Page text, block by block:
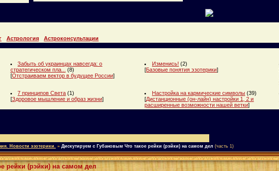
Астрология Астроконсультации
Забыть об украинцах навсегда: о
стратегическом пла...
(8)
[Отстраиваем вектор в будущее России]
Изменись! (2)
[Базовые понятия эзотерики]
7 принципов Света (1)
[Здоровое мышление и образ жизни]
Настройка на кармические символы (39)
[Дистанционные (он-лайн) настройки 1, 2 и
расширенные возможности нашей ветки]
Новости эзотерики. » Дискутируем с Губановым Что такое рейки (рэйки) на самом дел (часть 1)
рейки (рэйки) на самом дел